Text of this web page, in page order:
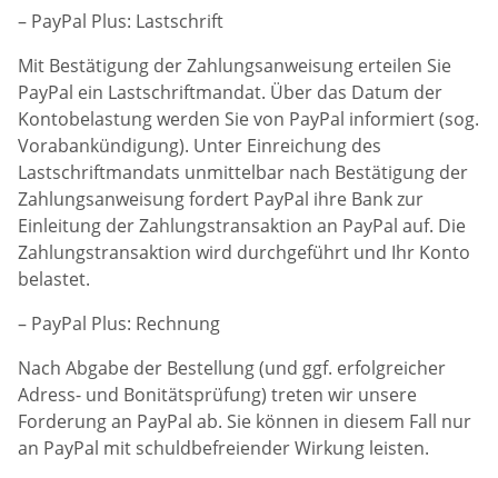
– PayPal Plus: Lastschrift
Mit Bestätigung der Zahlungsanweisung erteilen Sie
PayPal ein Lastschriftmandat. Über das Datum der
Kontobelastung werden Sie von PayPal informiert (sog.
Vorabankündigung). Unter Einreichung des
Lastschriftmandats unmittelbar nach Bestätigung der
Zahlungsanweisung fordert PayPal ihre Bank zur
Einleitung der Zahlungstransaktion an PayPal auf. Die
Zahlungstransaktion wird durchgeführt und Ihr Konto
belastet.
– PayPal Plus: Rechnung
Nach Abgabe der Bestellung (und ggf. erfolgreicher
Adress- und Bonitätsprüfung) treten wir unsere
Forderung an PayPal ab. Sie können in diesem Fall nur
an PayPal mit schuldbefreiender Wirkung leisten.